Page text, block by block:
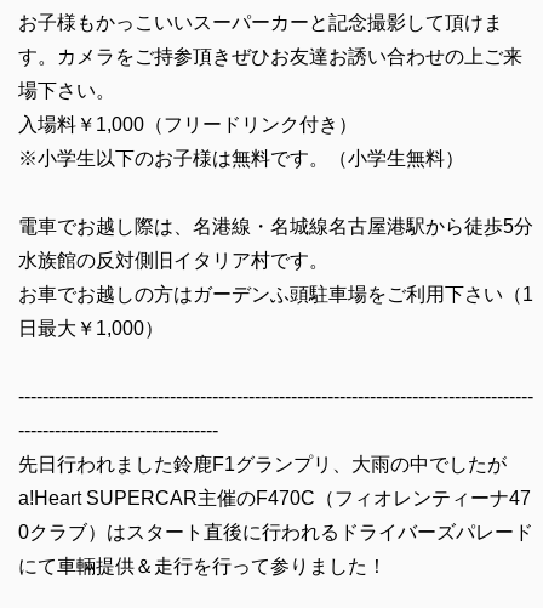
お子様もかっこいいスーパーカーと記念撮影して頂けま
す。カメラをご持参頂きぜひお友達お誘い合わせの上ご来
場下さい。
入場料￥1,000（フリードリンク付き）
※小学生以下のお子様は無料です。（小学生無料）
電車でお越し際は、名港線・名城線名古屋港駅から徒歩5分
水族館の反対側旧イタリア村です。
お車でお越しの方はガーデンふ頭駐車場をご利用下さい（1
日最大￥1,000）
-------------------------------------------------------------------------------------
---------------------------------
先日行われました鈴鹿F1グランプリ、大雨の中でしたが
a!Heart SUPERCAR主催のF470C（フィオレンティーナ47
0クラブ）はスタート直後に行われるドライバーズパレード
にて車輛提供＆走行を行って参りました！